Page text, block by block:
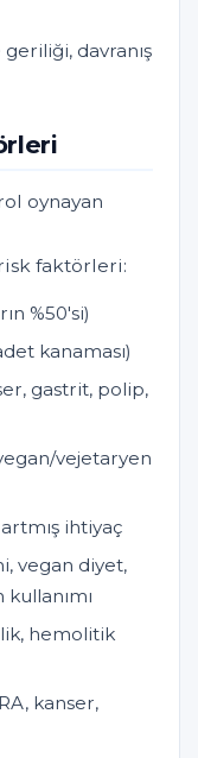
davranış
oynayan
faktörleri:
%50'si)
kanaması)
gastrit, polip,
vejetaryen
ihtiyaç
vegan diyet,
hemolitik
kanser,